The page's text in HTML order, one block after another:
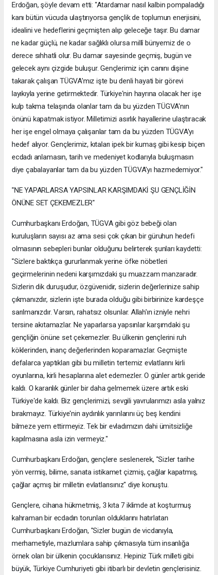
Erdoğan, şöyle devam etti: "Atardamar nasıl kalbin pompaladığı
kanı bütün vücuda ulaştırıyorsa gençlik de toplumun enerjisini,
idealini ve hedeflerini geçmişten alıp geleceğe taşır. Bu damar
ne kadar güçlü, ne kadar sağlıklı olursa millî bünyemiz de o
derece sıhhatli olur. Bu damar sayesinde geçmiş, bugün ve
gelecek aynı çizgide buluşur. Gençlerimiz için canını dişine
takarak çalışan TÜGVA'mız işte bu denli hayati bir görevi
layıkıyla yerine getirmektedir. Türkiye'nin hayrına olacak her işe
kulp takma telaşında olanlar tam da bu yüzden TÜGVA'nın
önünü kapatmak istiyor. Milletimizi asırlık hayallerine ulaştıracak
her işe engel olmaya çalışanlar tam da bu yüzden TÜGVA'yı
hedef alıyor. Gençlerimiz, kıtaları ipek bir kumaş gibi kesip biçen
ecdadı anlamasın, tarih ve medeniyet kodlarıyla buluşmasın
diye çabalayanlar tam da bu yüzden TÜGVA'yı hazmedemiyor."
"NE YAPARLARSA YAPSINLAR KARŞIMDAKİ ŞU GENÇLİĞİN
ÖNÜNE SET ÇEKEMEZLER"
Cumhurbaşkanı Erdoğan, TÜGVA gibi göz bebeği olan
kuruluşların sayısı az ama sesi çok çıkan bir güruhun hedefi
olmasının sebepleri bunlar olduğunu belirterek şunları kaydetti:
"Sizlere baktıkça gururlanmak yerine öfke nöbetleri
geçirmelerinin nedeni karşımızdaki şu muazzam manzaradır.
Sizlerin dik duruşudur, özgüvenidir, sizlerin değerlerinize sahip
çıkmanızdır, sizlerin işte burada olduğu gibi birbirinize kardeşçe
sarılmanızdır. Varsın, rahatsız olsunlar. Allah'ın izniyle nehri
tersine akıtamazlar. Ne yaparlarsa yapsınlar karşımdaki şu
gençliğin önüne set çekemezler. Bu ülkenin gençlerini ruh
köklerinden, inanç değerlerinden koparamazlar. Geçmişte
defalarca yaptıkları gibi bu milletin tertemiz evlatlarını kirli
oyunlarına, kirli hesaplarına alet edemezler. O günler artık geride
kaldı. O karanlık günler bir daha gelmemek üzere artık eski
Türkiye'de kaldı. Biz gençlerimizi, sevgili yavrularımızı asla yalnız
bırakmayız. Türkiye'nin aydınlık yarınlarını üç beş kendini
bilmeze yem ettirmeyiz. Tek bir evladımızın dahi ümitsizliğe
kapılmasına asla izin vermeyiz."
Cumhurbaşkanı Erdoğan, gençlere seslenerek, "Sizler tarihe
yön vermiş, bilime, sanata istikamet çizmiş, çağlar kapatmış,
çağlar açmış bir milletin evlatlarısınız" diye konuştu.
Gençlere, cihana hükmetmiş, 3 kıta 7 iklimde at koşturmuş
kahraman bir ecdadın torunları olduklarını hatırlatan
Cumhurbaşkanı Erdoğan, "Sizler bugün de vicdanıyla,
merhametiyle, mazlumlara sahip çıkmasıyla tüm insanlığa
örnek olan bir ülkenin çocuklarısınız. Hepiniz Türk milleti gibi
büyük, Türkiye Cumhuriyeti gibi itibarlı bir devletin gençlerisiniz.